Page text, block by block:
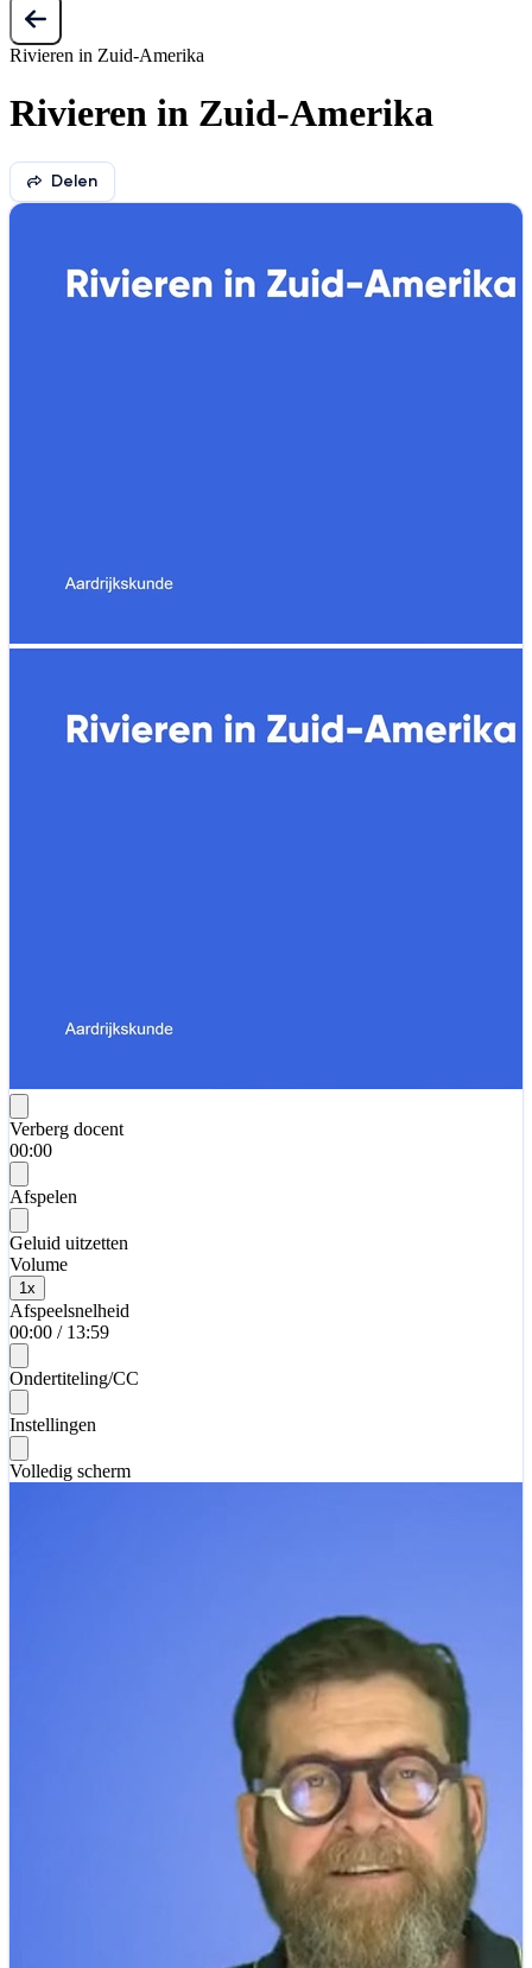
Rivieren in Zuid-Amerika
Rivieren in Zuid-Amerika
Delen
Verberg docent
00:00
Afspelen
Geluid uitzetten
Volume
1 x
Afspeelsnelheid
00:00 / 13:59
Ondertiteling/CC
Instellingen
Volledig scherm